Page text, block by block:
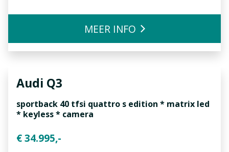
MEER INFO
Audi Q3
sportback 40 tfsi quattro s edition * matrix led
* keyless * camera
€ 34.995,-